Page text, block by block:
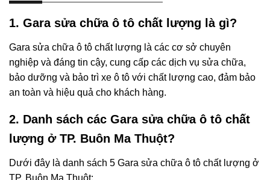
1. Gara sửa chữa ô tô chất lượng là gì?
Gara sửa chữa ô tô chất lượng là các cơ sở chuyên
nghiệp và đáng tin cậy, cung cấp các dịch vụ sửa chữa,
bảo dưỡng và bảo trì xe ô tô với chất lượng cao, đảm bảo
an toàn và hiệu quả cho khách hàng.
2. Danh sách các Gara sửa chữa ô tô chất
lượng ở TP. Buôn Ma Thuột?
Dưới đây là danh sách 5 Gara sửa chữa ô tô chất lượng ở
TP. Buôn Ma Thuột: